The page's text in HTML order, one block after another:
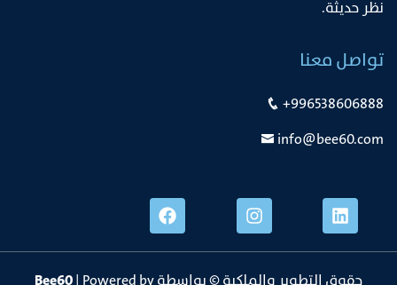
ﻧﻈﺮ ﺣﺪﻳﺜﺔ.
تواصل معنا
+996538606888
info@bee60.com
حقوق التطوير والملكية © بواسطة Bee60| Powered by